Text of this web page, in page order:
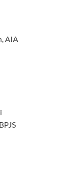
AIA